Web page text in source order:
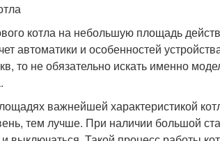
котла на небольшую площадь
автоматики и особенностей
то не обязательно искать именно
важнейшей характеристикой
тем лучше. При наличии большой